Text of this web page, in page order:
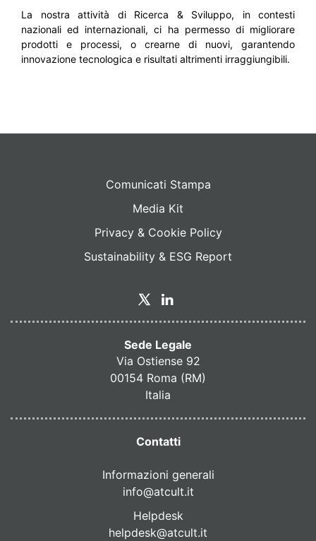
La nostra attività di Ricerca & Sviluppo, in contesti
nazionali ed internazionali, ci ha permesso di migliorare
prodotti e processi, o crearne di nuovi, garantendo
innovazione tecnologica e risultati altrimenti irraggiungibili.
Comunicati Stampa
Media Kit
Privacy & Cookie Policy
Sustainability & ESG Report
Sede Legale
Via Ostiense 92
00154 Roma (RM)
Italia
Contatti
Informazioni generali
info@atcult.it
Helpdesk
helpdesk@atcult.it